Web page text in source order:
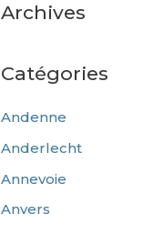
Archives
Catégories
Andenne
Anderlecht
Annevoie
Anvers